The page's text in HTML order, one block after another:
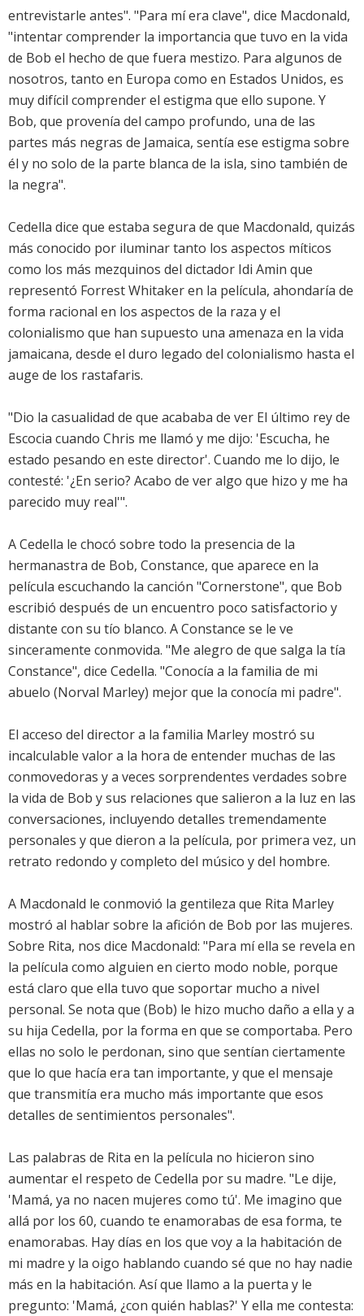
entrevistarle antes". "Para mí era clave", dice Macdonald,
"intentar comprender la importancia que tuvo en la vida
de Bob el hecho de que fuera mestizo. Para algunos de
nosotros, tanto en Europa como en Estados Unidos, es
muy difícil comprender el estigma que ello supone. Y
Bob, que provenía del campo profundo, una de las
partes más negras de Jamaica, sentía ese estigma sobre
él y no solo de la parte blanca de la isla, sino también de
la negra".
Cedella dice que estaba segura de que Macdonald, quizás
más conocido por iluminar tanto los aspectos míticos
como los más mezquinos del dictador Idi Amin que
representó Forrest Whitaker en la película, ahondaría de
forma racional en los aspectos de la raza y el
colonialismo que han supuesto una amenaza en la vida
jamaicana, desde el duro legado del colonialismo hasta el
auge de los rastafaris.
"Dio la casualidad de que acababa de ver El último rey de
Escocia cuando Chris me llamó y me dijo: 'Escucha, he
estado pesando en este director'. Cuando me lo dijo, le
contesté: '¿En serio? Acabo de ver algo que hizo y me ha
parecido muy real'".
A Cedella le chocó sobre todo la presencia de la
hermanastra de Bob, Constance, que aparece en la
película escuchando la canción "Cornerstone", que Bob
escribió después de un encuentro poco satisfactorio y
distante con su tío blanco. A Constance se le ve
sinceramente conmovida. "Me alegro de que salga la tía
Constance", dice Cedella. "Conocía a la familia de mi
abuelo (Norval Marley) mejor que la conocía mi padre".
El acceso del director a la familia Marley mostró su
incalculable valor a la hora de entender muchas de las
conmovedoras y a veces sorprendentes verdades sobre
la vida de Bob y sus relaciones que salieron a la luz en las
conversaciones, incluyendo detalles tremendamente
personales y que dieron a la película, por primera vez, un
retrato redondo y completo del músico y del hombre.
A Macdonald le conmovió la gentileza que Rita Marley
mostró al hablar sobre la afición de Bob por las mujeres.
Sobre Rita, nos dice Macdonald: "Para mí ella se revela en
la película como alguien en cierto modo noble, porque
está claro que ella tuvo que soportar mucho a nivel
personal. Se nota que (Bob) le hizo mucho daño a ella y a
su hija Cedella, por la forma en que se comportaba. Pero
ellas no solo le perdonan, sino que sentían ciertamente
que lo que hacía era tan importante, y que el mensaje
que transmitía era mucho más importante que esos
detalles de sentimientos personales".
Las palabras de Rita en la película no hicieron sino
aumentar el respeto de Cedella por su madre. "Le dije,
'Mamá, ya no nacen mujeres como tú'. Me imagino que
allá por los 60, cuando te enamorabas de esa forma, te
enamorabas. Hay días en los que voy a la habitación de
mi madre y la oigo hablando cuando sé que no hay nadie
más en la habitación. Así que llamo a la puerta y le
pregunto: 'Mamá, ¿con quién hablas?' Y ella me contesta: